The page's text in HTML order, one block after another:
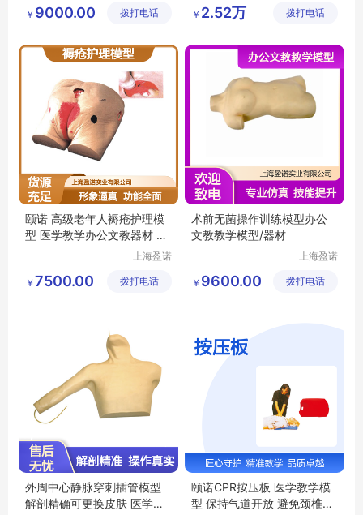
公司
￥ 9000.00 拨打电话
公司
￥ 2.52万 拨打电话
颐诺 高级老年人褥疮护理模
型 医学教学办公文教器材 压
上海盈诺
公司
￥ 7500.00 拨打电话
术前无菌操作训练模型办公
文教教学模型/器材
上海盈诺
公司
￥ 9600.00 拨打电话
外周中心静脉穿刺插管模型
解剖精确可更换皮肤 医学教
颐诺CPR按压板 医学教学模
型 保持气道开放 避免颈椎伤